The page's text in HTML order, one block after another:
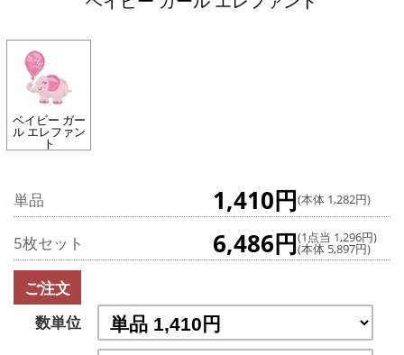
ベイビー ガー
ル エレファン
ト
単品 1,410円(本体 1,282円)
5枚セット 6,486円(1点当 1,296円)
(本体 5,897円)
ご注文
数単位